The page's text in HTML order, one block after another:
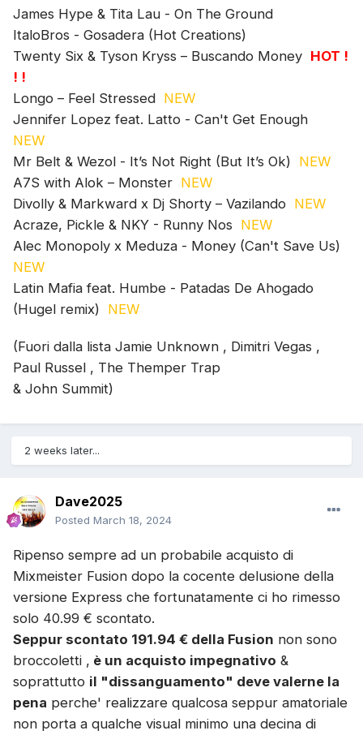
James Hype & Tita Lau - On The Ground
ItaloBros - Gosadera (Hot Creations)
Twenty Six & Tyson Kryss – Buscando Money HOT !
! !
Longo – Feel Stressed NEW
Jennifer Lopez feat. Latto - Can't Get Enough
NEW
Mr Belt & Wezol - It’s Not Right (But It’s Ok) NEW
A7S with Alok – Monster NEW
Divolly & Markward x Dj Shorty – Vazilando NEW
Acraze, Pickle & NKY - Runny Nos NEW
Alec Monopoly x Meduza - Money (Can't Save Us)
NEW
Latin Mafia feat. Humbe - Patadas De Ahogado
(Hugel remix) NEW
(Fuori dalla lista Jamie Unknown , Dimitri Vegas ,
Paul Russel , The Themper Trap
& John Summit)
2 weeks later...
Dave2025
Posted March 18, 2024
Ripenso sempre ad un probabile acquisto di
Mixmeister Fusion dopo la cocente delusione della
versione Express che fortunatamente ci ho rimesso
solo 40.99 € scontato.
Seppur scontato 191.94 € della Fusion non sono
broccoletti , è un acquisto impegnativo &
soprattutto il "dissanguamento" deve valerne la
pena perche' realizzare qualcosa seppur amatoriale
non porta a qualche visual minimo una decina di